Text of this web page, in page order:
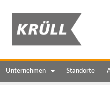
Unternehmen Standorte